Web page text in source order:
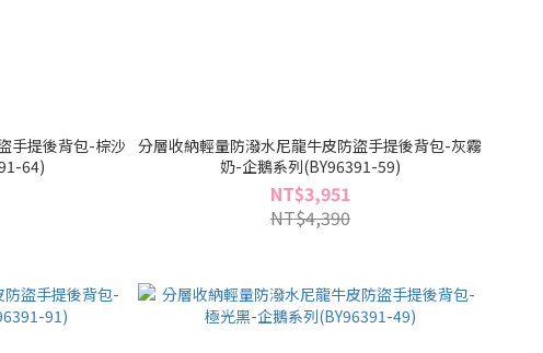
手提後背包-棕沙
64)
分層收納輕量防潑水尼龍牛皮防盜手提後背包-灰霧
奶-企鵝系列(BY96391-59)
NT$3,951
NT$4,390